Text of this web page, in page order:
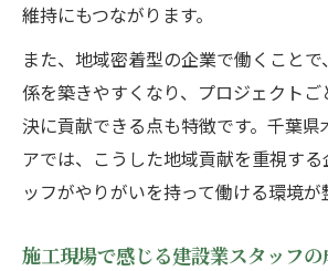
維持にもつながります。
また、地域密着型の企業で働くこと
係を築きやすくなり、プロジェクト
決に貢献できる点も特徴です。千葉県
アでは、こうした地域貢献を重視す
ッフがやりがいを持って働ける環境が
施工現場で感じる建設業スタッフ